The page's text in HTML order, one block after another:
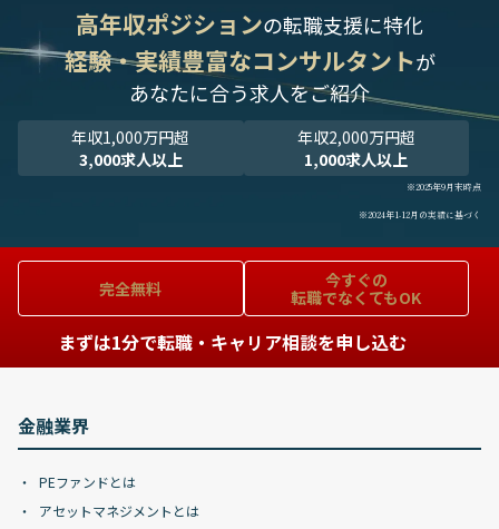
高年収ポジションの転職支援に特化
経験・実績豊富なコンサルタントが
あなたに合う求人をご紹介
年収1,000万円超
3,000求人以上
年収2,000万円超
1,000求人以上
※2025年9月末時点
※2024年1-12月の実績に基づく
完全無料
今すぐの
転職でなくてもOK
まずは1分で転職・キャリア相談を申し込む
金融業界
PEファンドとは
アセットマネジメントとは